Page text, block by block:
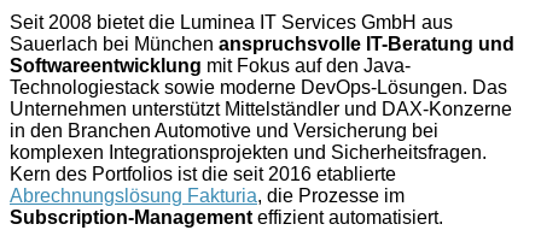
Seit 2008 bietet die Luminea IT Services GmbH aus
Sauerlach bei München anspruchsvolle IT-Beratung und
Softwareentwicklung mit Fokus auf den Java-
Technologiestack sowie moderne DevOps-Lösungen. Das
Unternehmen unterstützt Mittelständler und DAX-Konzerne
in den Branchen Automotive und Versicherung bei
komplexen Integrationsprojekten und Sicherheitsfragen.
Kern des Portfolios ist die seit 2016 etablierte
Abrechnungslösung Fakturia, die Prozesse im
Subscription-Managementeffizient automatisiert.